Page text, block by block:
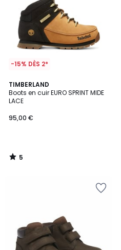
-15% DÈS 2*
TIMBERLAND
Boots en cuir EURO SPRINT MIDE
LACE
95,00 €
5
/
5
5
/